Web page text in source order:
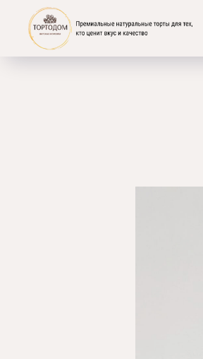
Главная / Детские